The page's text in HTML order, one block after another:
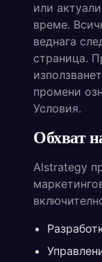
или
време.
веднага
страница.
промени
Условия.
Обхват
Alstrategy